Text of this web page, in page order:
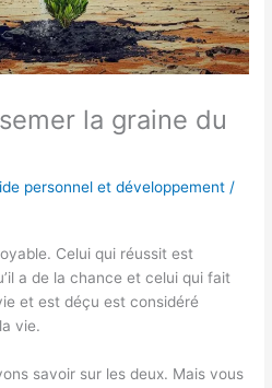
la graine du
personnel et développement /
Celui qui réussit est
a de la chance et celui qui fait
et est déçu est considéré
vie.
savoir sur les deux. Mais vous